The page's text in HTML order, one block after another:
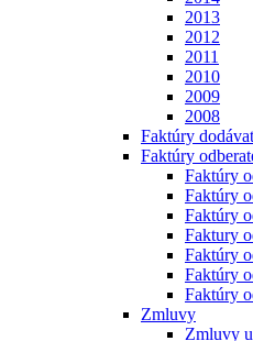
2013
2012
2011
2010
2009
2008
Faktúry
Faktúry
Faktúry
Faktúry
Faktúry
Faktury
Faktúry
Faktúry
Faktúry
Zmluvy
Zmluvy